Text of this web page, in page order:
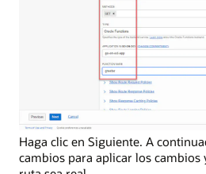
Haga clic en Siguiente. A
cambios para aplicar los cambios